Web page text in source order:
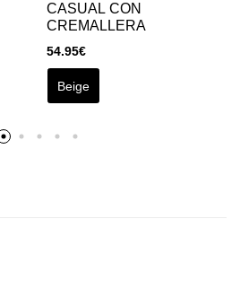
CASUAL CON
CREMALLERA
54.95€
Beige